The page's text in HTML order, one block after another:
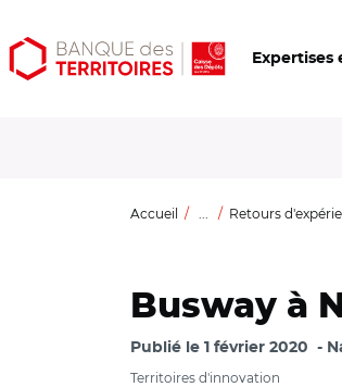
Aller
au
Aller
au
Ouvrir
les
Expertises
Accueil ... Retours
Busway à
Publié le 1 février 2020
Territoires d'innovation